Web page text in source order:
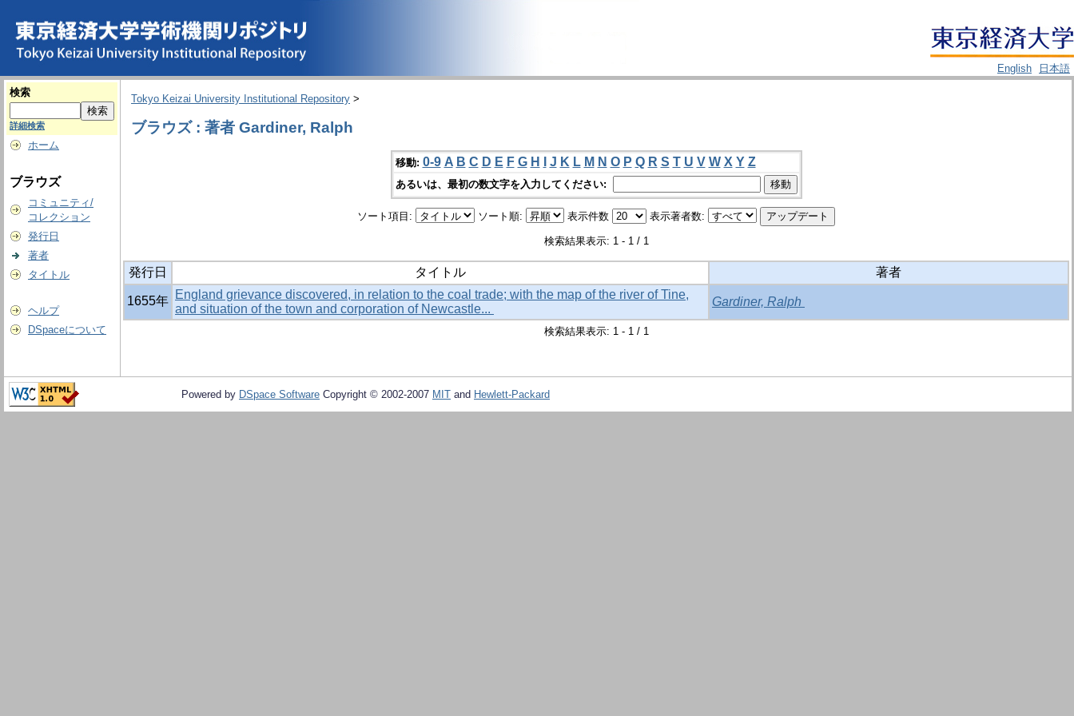
English
日本語
検索
詳細検索
ホーム
ブラウズ
コミュニティ/
コレクション
発行日
著者
タイトル
ヘルプ
DSpaceについて
Tokyo Keizai University Institutional Repository >
ブラウズ : 著者 Gardiner, Ralph
移動: 0-9 A B C D E F G H J K L M N O P Q R S T U V W X Y Z
あるいは、最初の数文字を入力してください:
ソート項目: ソート順: 表示件数 表示著者数:
検索結果表示: 1 - 1 / 1
発行日 タイトル 著者
1655年 England grievance discovered, in relation to the coal trade; with the map of the river of Tine,
and situation of the town and corporation of Newcastle...
Gardiner, Ralph
検索結果表示: 1 - 1 / 1
Powered by DSpace Software Copyright © 2002-2007 MIT and Hewlett-Packard